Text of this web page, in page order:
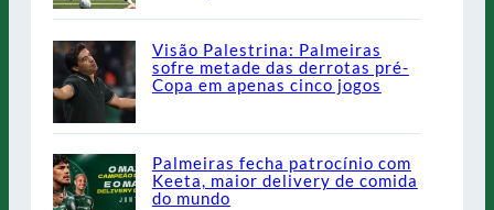
Visão Palestrina: Palmeiras
sofre metade das derrotas pré-
Copa em apenas cinco jogos
Palmeiras fecha patrocínio com
Keeta, maior delivery de comida
do mundo